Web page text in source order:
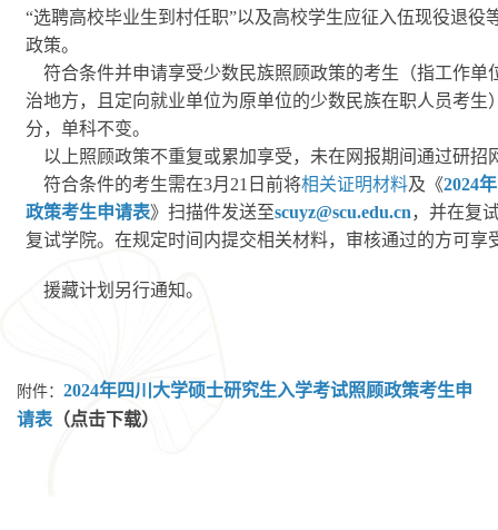
“选聘高校毕业生到村任职”以及高校学生应征入伍现役退役
政策。
符合条件并申请享受少数民族照顾政策的考生（指工作单
治地方，且定向就业单位为原单位的少数民族在职人员考生
分，单科不变。
以上照顾政策不重复或累加享受，未在网报期间通过研招
符合条件的考生需在3月21日前将相关证明材料及《2024
政策考生申请表》扫描件发送至scuyz@scu.edu.cn，并在复
复试学院。在规定时间内提交相关材料，审核通过的方可享
援藏计划另行通知。
附件： 2024年四川大学硕士研究生入学考试照顾政策考生申
请表 （点击下载）